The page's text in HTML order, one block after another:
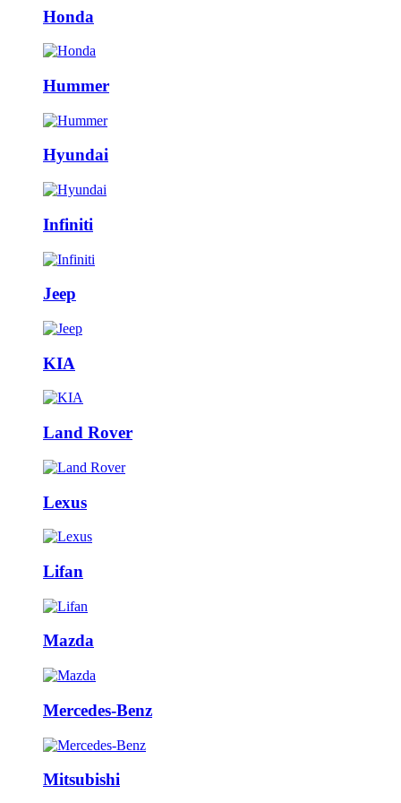
Honda
Hummer
Hyundai
Infiniti
Jeep
KIA
Land Rover
Lexus
Lifan
Mazda
Mercedes-Benz
Mitsubishi